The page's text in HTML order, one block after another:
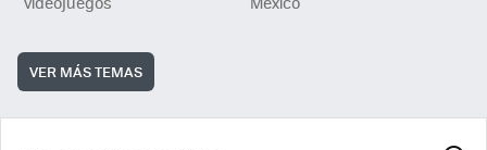
VER MÁS TEMAS